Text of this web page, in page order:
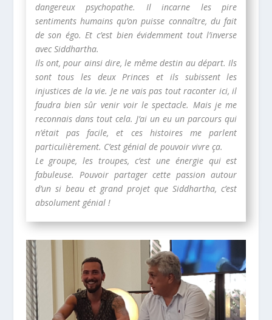
dangereux psychopathe. Il incarne les pire
sentiments humains qu’on puisse connaître, du fait
de son égo. Et c’est bien évidemment tout l’inverse
avec Siddhartha.
Ils ont, pour ainsi dire, le même destin au départ. Ils
sont tous les deux Princes et ils subissent les
injustices de la vie. Je ne vais pas tout raconter ici, il
faudra bien sûr venir voir le spectacle. Mais je me
reconnais dans tout cela. J’ai un eu un parcours qui
n’était pas facile, et ces histoires me parlent
particulièrement. C’est génial de pouvoir vivre ça.
Le groupe, les troupes, c’est une énergie qui est
fabuleuse. Pouvoir partager cette passion autour
d’un si beau et grand projet que Siddhartha, c’est
absolument génial !